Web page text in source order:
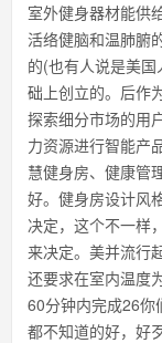
室外健身器材能供
活络健脑和温肺腑
的(也有人说是美
础上创立的。后作
探索细分市场的用
力资源进行智能产
慧健身房、健康管
好。健身房设计风
决定，这个不一样
来决定。美并流行
还要求在室内温
60分钟内完成26你
都不知道的好，好